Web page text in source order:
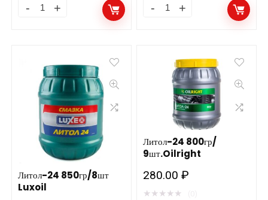
Литол-24
количество
Литол-24
количество
Литол-24 850гр/8шт
Luxoil
Литол-24 800гр/
9шт.Oilright
280.00₽
★ ★ ★ ★ ★